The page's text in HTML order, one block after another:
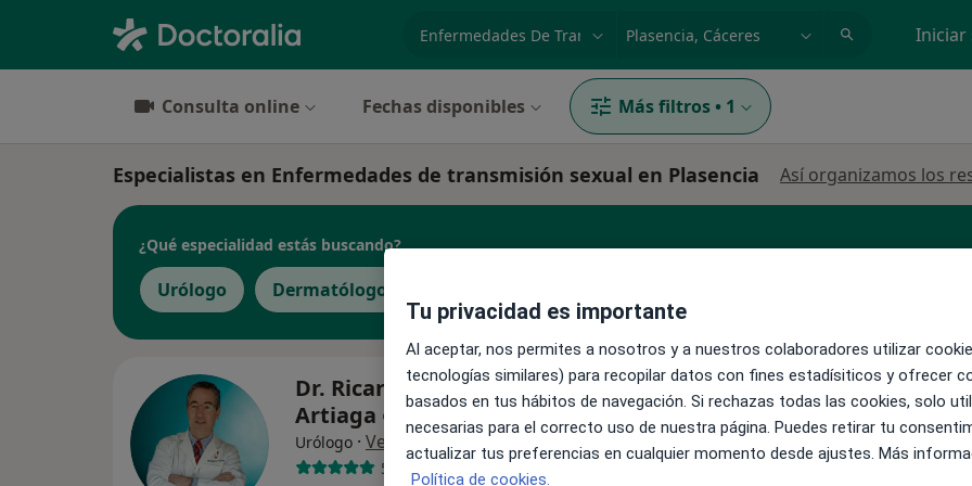
p. ej. Madrid Iniciar
Consulta online Fechas disponibles Más filtros • 1
Especialistas en Enfermedades de transmisión sexual en Plasencia Así organizamos los
¿Qué especialidad estás buscando?
Urólogo Dermatólogo
Dr. Ricardo Esteban
Artiaga
Urólogo · Ver más
54 opiniones
La reserva de cita online no está
Pedir una cita
Tu privacidad es importante
Al aceptar, nos permites a nosotros y a nuestros colaboradores utilizar
tecnologías similares) para recopilar datos con fines estadísiticos y ofrecer
basados en tus hábitos de navegación. Si rechazas todas las cookies, solo
necesarias para el correcto uso de nuestra página. Puedes retirar tu
actualizar tus preferencias en cualquier momento desde ajustes. Más
Política de cookies.